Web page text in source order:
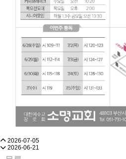
2026-07-05
2026-06-21